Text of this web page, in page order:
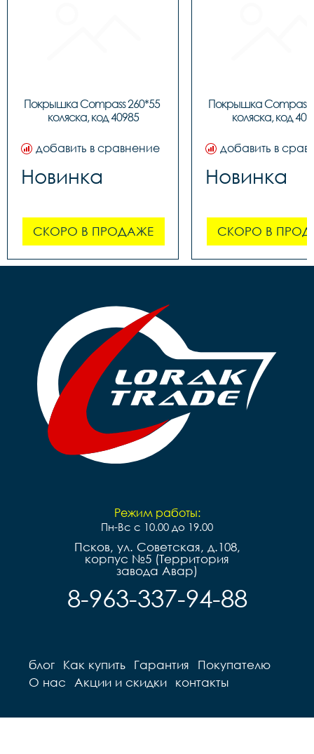
Покрышка Compass 260*55
коляска, код 40985
добавить в сравнение
Новинка
СКОРО В ПРОДАЖЕ
Покрышка Compass
коляска, код
добавить в
Новинка
СКОРО В
Режим работы:
Пн-Вс с 10.00 до 19.00
Псков, ул. Советская, д.108,
корпус №5 (Территория
завода Авар)
8-963-337-94-88
блог Как купить Гарантия
Покупателю
О нас
Акции и скидки контакты